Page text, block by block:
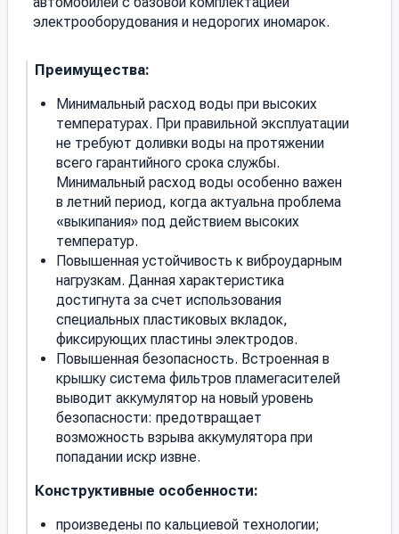
электрооборудования и недорогих иномарок.
Преимущества:
Минимальный расход воды при высоких
температурах. При правильной эксплуатации
не требуют доливки воды на протяжении
всего гарантийного срока службы.
Минимальный расход воды особенно важен
в летний период, когда актуальна проблема
«выкипания» под действием высоких
температур.
Повышенная устойчивость к виброударным
нагрузкам. Данная характеристика
достигнута за счет использования
специальных пластиковых вкладок,
фиксирующих пластины электродов.
Повышенная безопасность. Встроенная в
крышку система фильтров пламегасителей
выводит аккумулятор на новый уровень
безопасности: предотвращает
возможность взрыва аккумулятора при
попадании искр извне.
Конструктивные особенности:
произведены по кальциевой технологии;